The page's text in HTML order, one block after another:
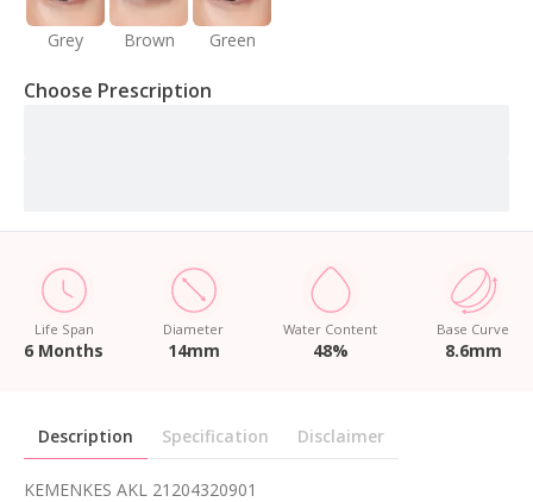
Life Span
6 Months
Diameter
14mm
Water Content
48%
Base Curve
8.6mm
Grey Brown Green
Choose Prescription
Description Specification Disclaimer
KEMENKES AKL 21204320901